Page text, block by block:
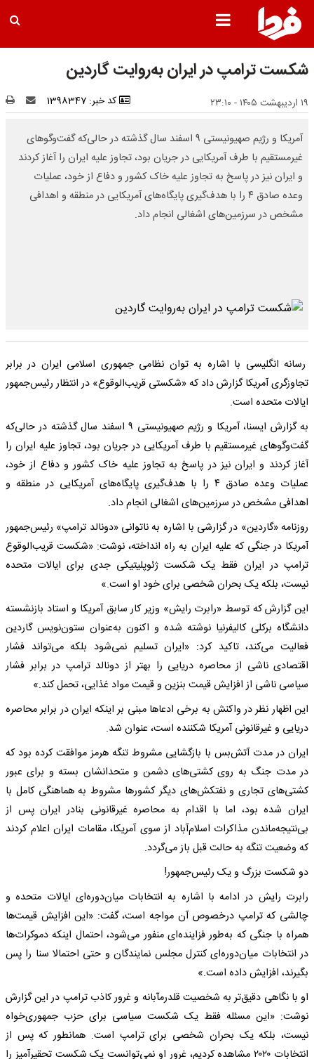
شکست ترامپ در ایران به‌روایت گاردین
۱۹ اردیبهشت ۱۴۰۵ - ۲۳:۱۰ کد خبر: 1398347
آمریکا و رژیم صهیونیستی ۹ اسفند سال گذشته در حالی‌که گفت‌وگوهای
غیرمستقیم با طرف آمریکایی در جریان بود، تجاوز علیه ایران را آغاز کردند
و ایران نیز در پاسخ به تجاوز علیه خاک کشور و دفاع از خود، عملیات
وعده صادق ۴ را با هدف‌گیری پایگاه‌های آمریکایی در منطقه و اهدافی
مشخص در سرزمین‌های اشغالی انجام داد.
رسانه انگلیسی با اشاره به توان نظامی جمهوری اسلامی ایران در برابر
تجاوزگری آمریکا گزارش داد که «شکستی قریب‌الوقوع» در انتظار رئیس‌جمهور
ایالات متحده است.
به گزارش ایسنا، آمریکا و رژیم صهیونیستی ۹ اسفند سال گذشته در حالی‌که
گفت‌وگوهای غیرمستقیم با طرف آمریکایی در جریان بود، تجاوز علیه ایران را
آغاز کردند و ایران نیز در پاسخ به تجاوز علیه خاک کشور و دفاع از خود،
عملیات وعده صادق ۴ را با هدف‌گیری پایگاه‌های آمریکایی در منطقه و
اهدافی مشخص در سرزمین‌های اشغالی انجام داد.
روزنامه «گاردین» در گزارشی با اشاره به ناتوانی «دونالد ترامپ» رئیس‌جمهور
آمریکا در جنگی که علیه ایران به راه انداخته، نوشت: «شکست قریب‌الوقوع
ترامپ در ایران فقط یک شکست ژئوپلیتیکی جدی برای ایالات متحده
نیست، بلکه یک بحران شخصی برای خود او است.»
این گزارش که توسط «رابرت رایش» وزیر کار سابق آمریکا و استاد بازنشسته
دانشگاه برکلی کالیفرنیا نوشته شده و اکنون به‌عنوان ستون‌نویس گاردین
فعالیت می‌کند، تاکید کرد: «ایران تسلیم نمی‌شود بلکه می‌تواند فشار
اقتصادی ناشی از محاصره دریایی را بهتر از دونالد ترامپ در برابر فشار
سیاسی ناشی از افزایش قیمت بنزین و قیمت مواد غذایی، تحمل کند.»
این اظهار نظر در واکنش به برخی ادعاها مبنی بر اینکه ایران در برابر محاصره
دریایی و غیرقانونی آمریکا شکننده است، عنوان شد.
ایران در مدت آتش‌بس با بازگشایی مشروط تنگه هرمز موافقت کرده بود که
در مدت جنگ به روی کشتی‌های دشمن و متحدانشان بسته و برای عبور
کشتی‌های تجاری و نفتکش‌های دیگر کشورها مشروط به هماهنگی کامل با
ایران شده بود، اما با اقدام به محاصره غیرقانونی بنادر ایران پس از
بی‌نتیجه‌ماندن مذاکرات اسلام‌آباد از سوی آمریکا، مقامات ایران اعلام کردند
که وضعیت تنگه به حالت قبل باز می‌گردد.
دو شکست بزرگ و یک رئیس‌جمهور!
رابرت رایش در ادامه با اشاره به انتخابات میان‌دوره‌ای ایالات متحده و
چالشی که ترامپ درخصوص آن مواجه است، گفت: «این افزایش قیمت‌ها
همراه با جنگی که به‌طور فزاینده‌ای منفور می‌شود، احتمال اینکه دموکرات‌ها
در انتخابات میان‌دوره‌ای کنترل مجلس نمایندگان و حتی احتمالا سنا را پس
بگیرند، افزایش داده است.»
او با نگاهی دقیق‌تر به شخصیت قلدرمآبانه و غرور کاذب ترامپ در این گزارش
نوشت: «این مسئله فقط یک شکست سیاسی برای حزب جمهوری‌خواه
نیست، بلکه یک بحران شخصی برای ترامپ است. همانطور که پس از
انتخابات ۲۰۲۰ مشاهده کردیم، غرور او نمی‌توانست یک شکست تحقیرآمیز را